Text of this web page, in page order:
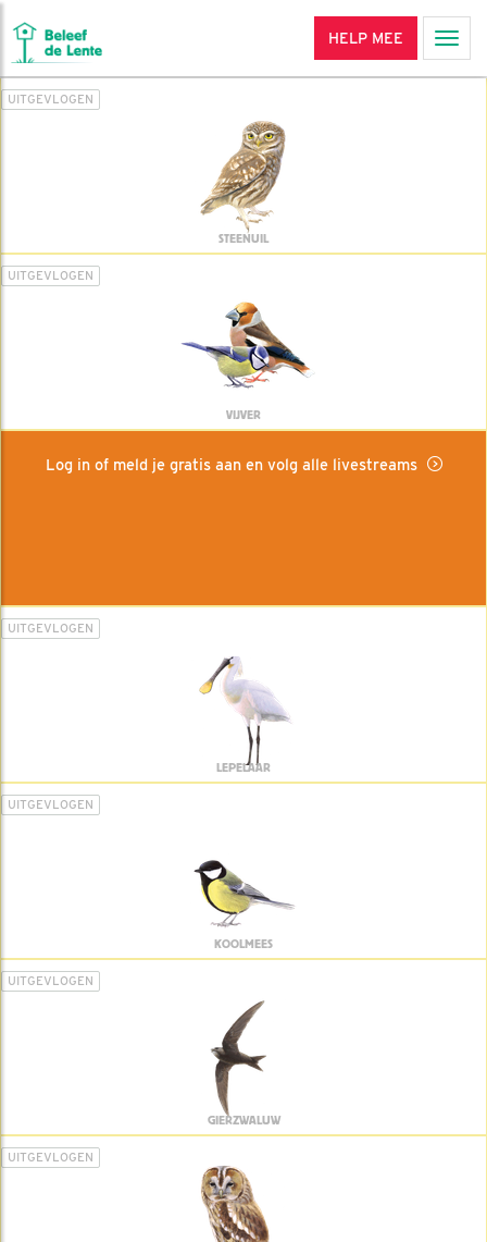
HELP MEE
UITGEVLOGEN
STEENUIL
UITGEVLOGEN
VIJVER
Log in of meld je gratis aan en volg alle livestreams
UITGEVLOGEN
LEPELAAR
UITGEVLOGEN
KOOLMEES
UITGEVLOGEN
GIERZWALUW
UITGEVLOGEN